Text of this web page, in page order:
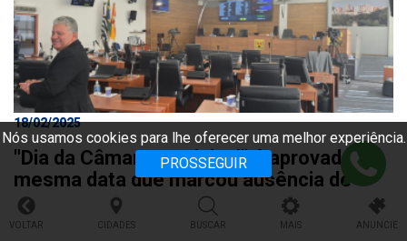
Nós usamos cookies para lhe oferecer uma melhor experiência.
PROSSEGUIR
18/02/2025
"Dia da Câmara Municipal" é aprovado na
mesma data que marcou ausência de
vereadores em plenário
VOLTAR CIDADES BUSCAR MAIS ANUNCIE